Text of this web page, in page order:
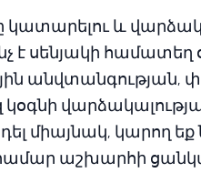
կատարելու և
է սենյակի
անվտանգության,
կօգնի
միայնակ, կարող
աշխարհի